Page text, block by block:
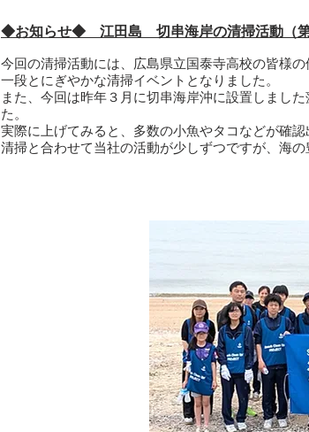
◆お知らせ◆ 江田島 切串海岸の清掃活動（第
今回の清掃活動には、広島県立国泰寺高校の皆様
一段とにぎやかな清掃イベントとなりました。
また、今回は昨年３月に切串海岸沖に設置しまし
た。
実際に上げてみると、多数の小魚やタコなどが確認
清掃と合わせて当社の活動が少しずつですが、海